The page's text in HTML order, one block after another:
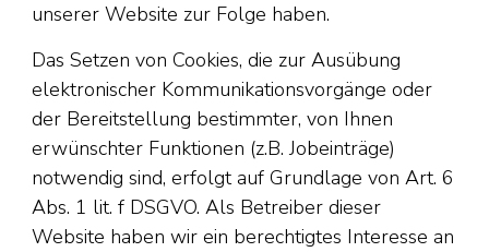
unserer Website zur Folge haben.
Das Setzen von Cookies, die zur Ausübung
elektronischer Kommunikationsvorgänge oder
der Bereitstellung bestimmter, von Ihnen
erwünschter Funktionen (z.B. Jobeinträge)
notwendig sind, erfolgt auf Grundlage von Art. 6
Abs. 1 lit. f DSGVO. Als Betreiber dieser
Website haben wir ein berechtigtes Interesse an